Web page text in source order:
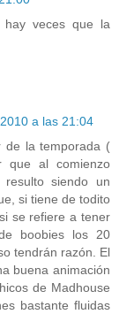
veces que la
a las 21:04
de la temporada (
que al comienzo
siendo un
si tiene de todito
se refiere a tener
boobies los 20
tendrán razón. El
buena animación
de Madhouse
bastante fluidas